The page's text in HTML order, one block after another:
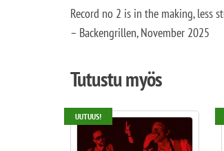
Record no 2 is in the making, less
– Backengrillen, November 2025
Tutustu myös
UUTUUS!